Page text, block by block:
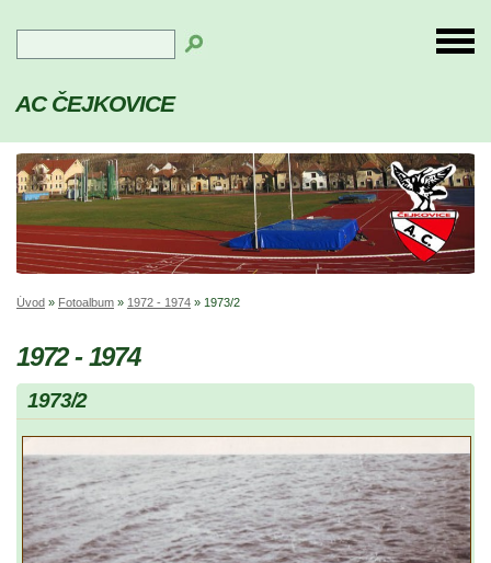
AC ČEJKOVICE
Úvod » Fotoalbum » 1972 - 1974 » 1973/2
1972 - 1974
1973/2